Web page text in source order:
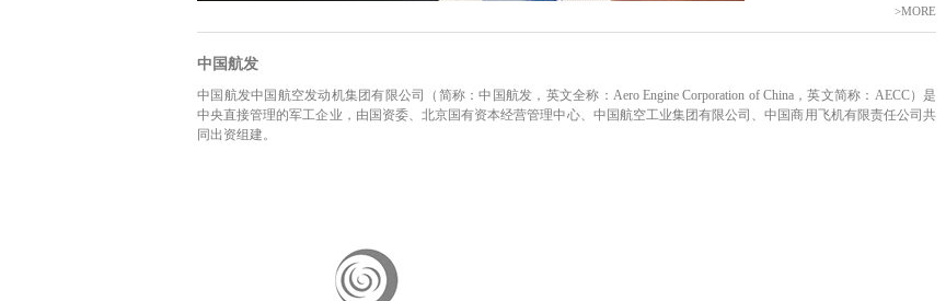
>MORE
中国航发
中国航发中国航空发动机集团有限公司（简称：中国航发，英文全称：Aero Engine Corporation of China，英文简称：AECC）是
中央直接管理的军工企业，由国资委、北京国有资本经营管理中心、中国航空工业集团有限公司、中国商用飞机有限责任公司共
同出资组建。